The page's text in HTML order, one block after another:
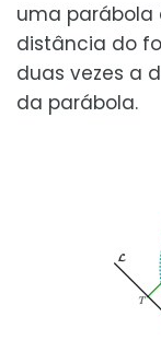
uma parábola
distância do
duas vezes a
da parábola.